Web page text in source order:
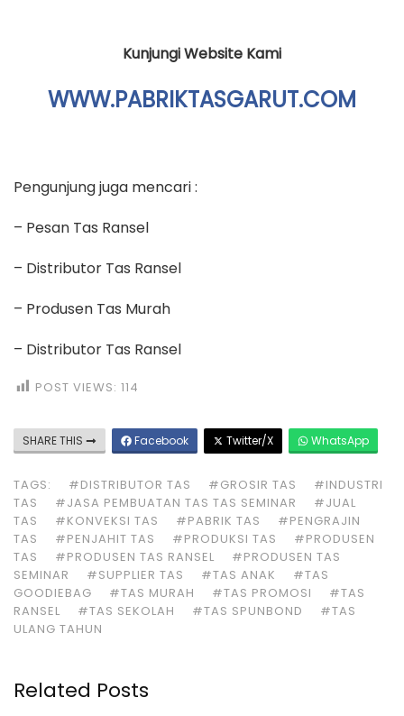
Kunjungi Website Kami
WWW.PABRIKTASGARUT.COM
Pengunjung juga mencari :
– Pesan Tas Ransel
– Distributor Tas Ransel
– Produsen Tas Murah
– Distributor Tas Ransel
POST VIEWS: 114
SHARE THIS Facebook Twitter/X WhatsApp
TAGS: #DISTRIBUTOR TAS #GROSIR TAS
#INDUSTRI
TAS
#JASA PEMBUATAN TAS TAS SEMINAR
#JUAL
TAS
#KONVEKSI TAS #PABRIK TAS
#PENGRAJIN
TAS
#PENJAHIT TAS #PRODUKSI TAS
#PRODUSEN
TAS
#PRODUSEN TAS RANSEL
#PRODUSEN TAS
SEMINAR
#SUPPLIER TAS #TAS ANAK
#TAS
GOODIEBAG
#TAS MURAH #TAS PROMOSI
#TAS
RANSEL
#TAS SEKOLAH #TAS SPUNBOND
#TAS
ULANG TAHUN
Related Posts